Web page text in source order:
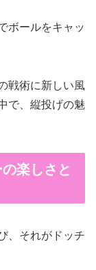
ボールをキャッ
戦術に新しい風
で、縦投げの魅
楽しさと
、それがドッチ